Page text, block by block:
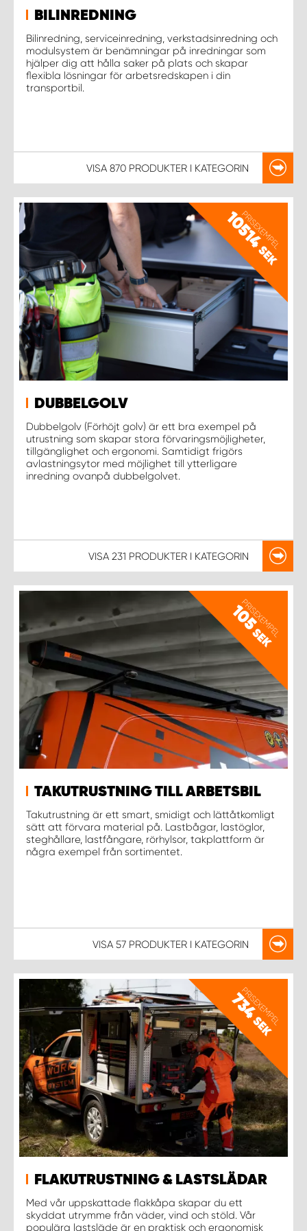
BILINREDNING
Bilinredning, serviceinredning, verkstadsinredning och
modulsystem är benämningar på inredningar som
hjälper dig att hålla saker på plats och skapar
flexibla lösningar för arbetsredskapen i din
transportbil.
VISA 870 PRODUKTER I KATEGORIN
PRISEXEMPEL
10514
SEK
DUBBELGOLV
Dubbelgolv (Förhöjt golv) är ett bra exempel på
utrustning som skapar stora förvaringsmöjligheter,
tillgänglighet och ergonomi. Samtidigt frigörs
avlastningsytor med möjlighet till ytterligare
inredning ovanpå dubbelgolvet.
VISA 231 PRODUKTER I KATEGORIN
PRISEXEMPEL
105
SEK
TAKUTRUSTNING TILL ARBETSBIL
Takutrustning är ett smart, smidigt och lättåtkomligt
sätt att förvara material på. Lastbågar, lastöglor,
steghållare, lastfångare, rörhylsor, takplattform är
några exempel från sortimentet.
VISA 57 PRODUKTER I KATEGORIN
PRISEXEMPEL
734
SEK
FLAKUTRUSTNING & LASTSLÄDAR
Med vår uppskattade flakkåpa skapar du ett
skyddat utrymme från väder, vind och stöld. Vår
populära lastsläde är en praktisk och ergonomisk
WORK SYSTEM SKELLEFTEÅ
WORK SYSTEM SKÖVDE
WORK SYSTEM STOCKHOLM NORR
WORK SYSTEM SUNDSVALL
WORK SYSTEM TRESTAD
WORK SYSTEM UMEÅ
WORK SYSTEM UPPSALA
WORK SYSTEM VARBERG
WORK SYSTEM VÄSTERÅS